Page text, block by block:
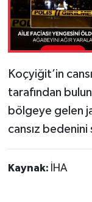
Koçyiğit’in
tarafından
bölgeye gelen
cansız bedenini
Kaynak: İHA